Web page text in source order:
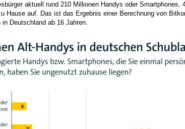
aktuell rund 210 Millionen Handys oder
Hause auf. Das ist das Ergebnis einer Berechnung von
Deutschland ab 16 Jahren.